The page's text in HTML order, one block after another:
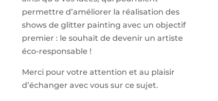
permettre d’améliorer la réalisation des
shows de glitter painting avec un objectif
premier : le souhait de devenir un artiste
éco-responsable !
Merci pour votre attention et au plaisir
d’échanger avec vous sur ce sujet.